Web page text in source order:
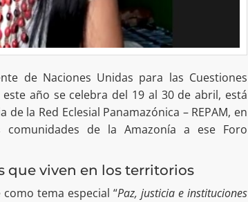
de Naciones Unidas para las Cuestiones
año se celebra del 19 al 30 de abril, está
la Red Eclesial Panamazónica – REPAM, en
de la Amazonía a ese Foro
que viven en los territorios
tema especial “Paz, justicia e instituciones